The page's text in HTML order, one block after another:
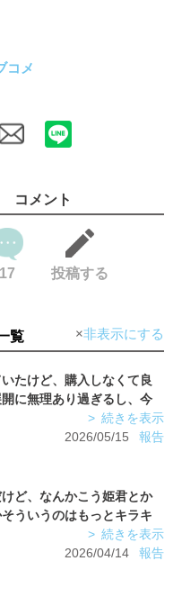
コメ
コメント
17 投稿する
覧 非表示にする
たけど、購入しなくて良
に無理あり過ぎるし、今
続きを表示
2026/05/15
報告
ど、なんかこう姫君とか
ういうのはもっとキラキ
続きを表示
2026/04/14
報告